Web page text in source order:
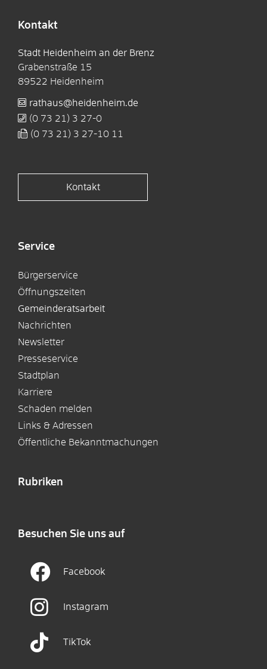
Kontakt
Stadt Heidenheim an der Brenz
Grabenstraße 15
89522 Heidenheim
rathaus@heidenheim.de
(0 73 21) 3 27-0
(0 73 21) 3 27-10 11
Kontakt
Service
Bürgerservice
Öffnungszeiten
Gemeinderatsarbeit
Nachrichten
Newsletter
Presseservice
Stadtplan
Karriere
Schaden melden
Links & Adressen
Öffentliche Bekanntmachungen
Rubriken
Besuchen Sie uns auf
Facebook
Instagram
TikTok